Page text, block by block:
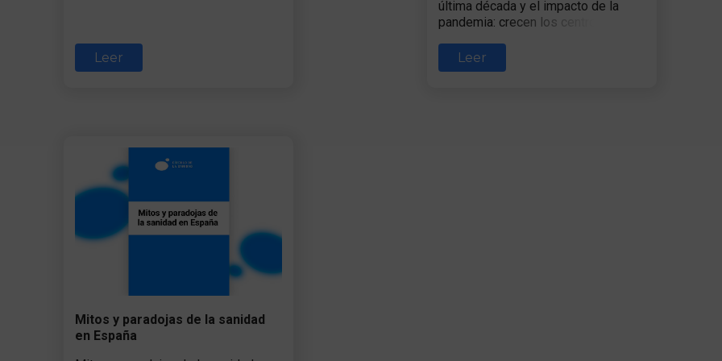
Leer
última década y el impacto de la
pandemia: crecen los centros de
alianza con la empresa privada
Leer
Mitos y paradojas de la sanidad
en España